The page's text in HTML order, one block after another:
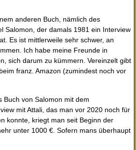
anderen Buch, nämlich des
Salomon, der damals 1981 ein Interview
Es ist mittlerweile sehr schwer, an
Ich habe meine Freunde in
sich darum zu kümmern. Vereinzelt gibt
franz. Amazon (zumindest noch vor
Buch von Salomon mit dem
mit Attali, das man vor 2020 noch für
konnte, kriegt man seit Beginn der
unter 1000 €. Sofern mans überhaupt